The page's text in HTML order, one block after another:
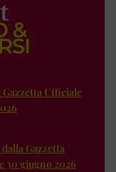
Ufficiale
Gazzetta
30 giugno 2026